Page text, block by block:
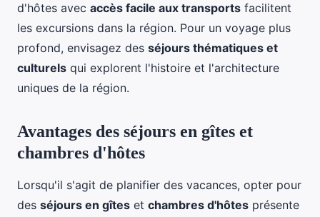
d'hôtes avec accès facile aux transports facilitent
les excursions dans la région. Pour un voyage plus
profond, envisagez des séjours thématiques et
culturels qui explorent l'histoire et l'architecture
uniques de la région.
Avantages des séjours en gîtes et
chambres d'hôtes
Lorsqu'il s'agit de planifier des vacances, opter pour
des séjours en gîtes et chambres d'hôtes présente